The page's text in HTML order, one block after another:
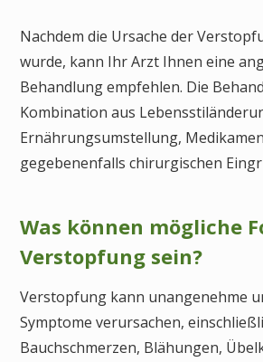
Nachdem die Ursache der
wurde, kann Ihr Arzt Ihnen eine
Behandlung empfehlen. Die
Kombination aus
Ernährungsumstellung,
gegebenenfalls chirurgischen
Was können mögliche
Verstopfung sein?
Verstopfung kann unangenehme
Symptome verursachen,
Bauchschmerzen, Blähungen,